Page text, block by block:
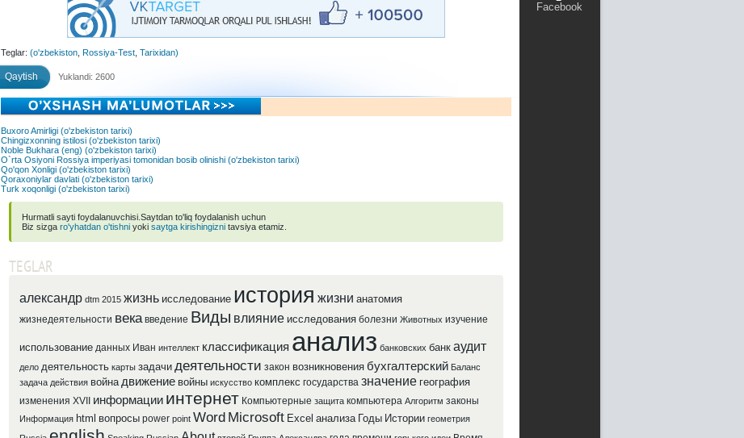
Facebook
Teglar: (o'zbekiston, Rossiya-Test, Tarixidan)
Qaytish Yuklandi: 2600
Buxoro Amirligi (o'zbekiston tarixi)
Chingizxonning istilosi (o'zbekiston tarixi)
Noble Bukhara (eng) (o'zbekiston tarixi)
O`rta Osiyoni Rossiya imperiyasi tomonidan bosib olinishi (o'zbekiston tarixi)
Qo'qon Xonligi (o'zbekiston tarixi)
Qoraxoniylar davlati (o'zbekiston tarixi)
Turk xoqonligi (o'zbekiston tarixi)
Hurmatli sayti foydalanuvchisi.Saytdan to'liq foydalanish uchun
Biz sizga ro'yhatdan o'tishniyoki saytga kirishingiznitavsiya etamiz.
TEGLAR
александр dtm 2015 жизнь исследование история жизни анатомия
жизнедеятельности века введение Виды влияние исследования болезни Животных изучение
использование данных Иван интеллект классификация анализ банковских банк аудит
дело деятельность карты задачи деятельности закон возникновения бухгалтерский Баланс
задача действия война движение войны искусство комплекс государства значение география
изменения XVII информации интернет Компьютерные защита компьютера Алгоритм законы
Информация html вопросы power point Word Microsoft Excel анализа Годы Истории геометрия